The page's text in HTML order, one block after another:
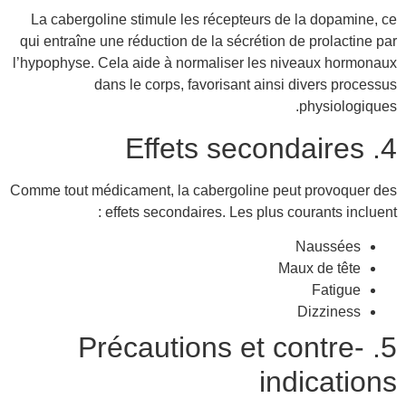
La cabergoline stimule les récepteurs de la dopamine, ce
qui entraîne une réduction de la sécrétion de prolactine par
l’hypophyse. Cela aide à normaliser les niveaux hormonaux
dans le corps, favorisant ainsi divers processus
physiologiques.
4. Effets secondaires
Comme tout médicament, la cabergoline peut provoquer des
effets secondaires. Les plus courants incluent :
Naussées
Maux de tête
Fatigue
Dizziness
5. Précautions et contre-
indications